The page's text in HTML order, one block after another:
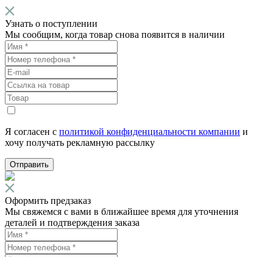
Узнать о поступлении
Мы сообщим, когда товар снова появится в наличии
Я согласен с политикой конфиденциальности компании и
хочу получать рекламную рассылку
Отправить
Оформить предзаказ
Мы свяжемся с вами в ближайшее время для уточнения
деталей и подтверждения заказа